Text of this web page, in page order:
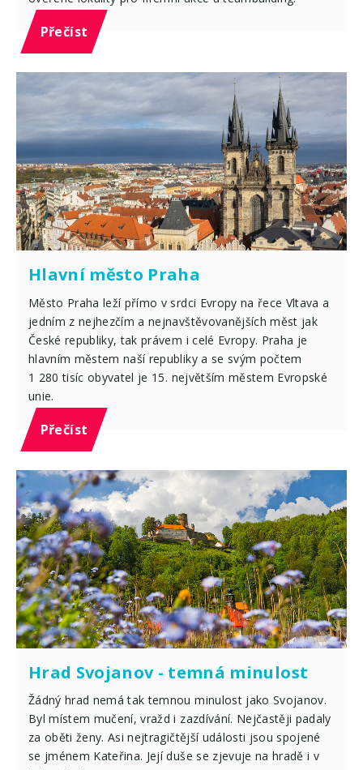
Přečíst
Hlavní město Praha
Město Praha leží přímo v srdci Evropy na řece Vltava a
jedním z nejhezčím a nejnavštěvovanějších měst jak
České republiky, tak právem i celé Evropy. Praha je
hlavním městem naší republiky a se svým počtem
1 280 tisíc obyvatel je 15. největším městem Evropské
unie.
Přečíst
Hrad Svojanov - temná minulost
Žádný hrad nemá tak temnou minulost jako Svojanov.
Byl místem mučení, vražd i zazdívání. Nejčastěji padaly
za oběti ženy. Asi nejtragičtější události jsou spojené
se jménem Kateřina. Její duše se zjevuje na hradě i v